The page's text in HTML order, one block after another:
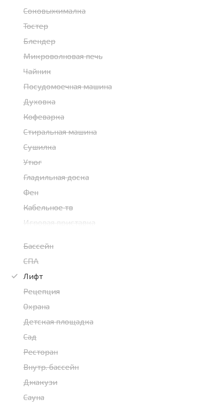
Соковыжималка
Тостер
Блендер
Микроволновая печь
Чайник
Посудомоечная машина
Духовка
Кофеварка
Стиральная машина
Сушилка
Утюг
Гладильная доска
Фен
Кабельное тв
Игровая приставка
Бассейн
СПА
Лифт
Рецепция
Охрана
Детская площадка
Сад
Ресторан
Внутр. бассейн
Джакузи
Сауна